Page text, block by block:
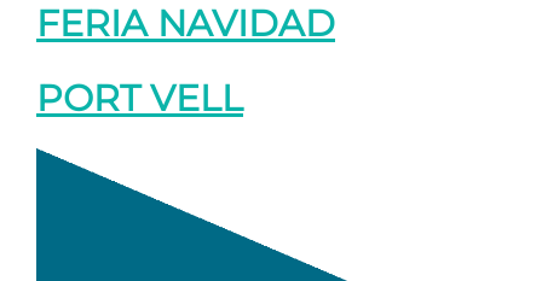
FERIA NAVIDAD
PORT VELL